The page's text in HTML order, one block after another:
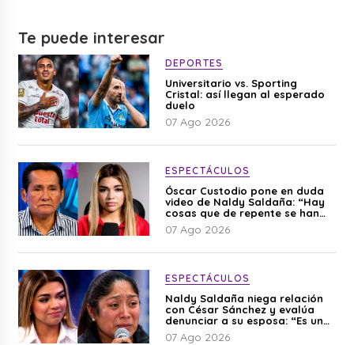
Te puede interesar
DEPORTES
Universitario vs. Sporting
Cristal: así llegan al esperado
duelo
07 Ago 2026
ESPECTÁCULOS
Óscar Custodio pone en duda
video de Naldy Saldaña: “Hay
cosas que de repente se han
editado”
07 Ago 2026
ESPECTÁCULOS
Naldy Saldaña niega relación
con César Sánchez y evalúa
denunciar a su esposa: “Es una
difamación”
07 Ago 2026